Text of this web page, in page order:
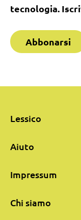
tecnologia.
Abbonarsi
Lessico
Aiuto
Impressum
Chi siamo